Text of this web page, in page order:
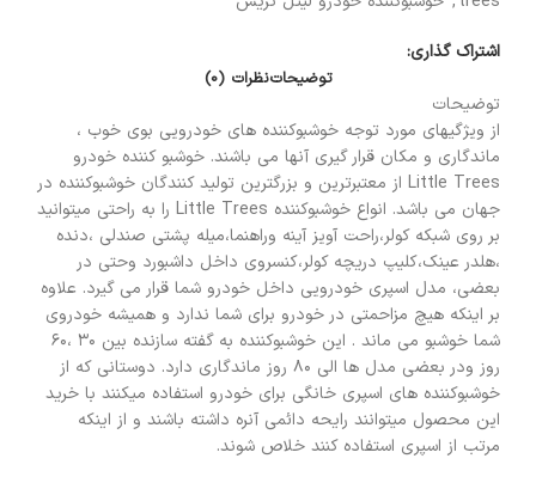
اشتراک گذاری:
توضیحاتنظرات (0)
توضیحات
از ویژگیهای مورد توجه خوشبوکننده های خودرویی بوی خوب ،
ماندگاری و مکان قرار گیری آنها می باشند. خوشبو کننده خودرو
Little Trees از معتبرترین و بزرگترین تولید کنندگان خوشبوکننده در
جهان می باشد. انواع خوشبوکننده Little Trees را به راحتی میتوانید
بر روی شبکه کولر،راحت آویز آینه وراهنما،میله پشتی صندلی ،دنده
،هلدر عینک،کلیپ دریچه کولر،کنسروی داخل داشبورد وحتی در
بعضی، مدل اسپری خودرویی داخل خودرو شما قرار می گیرد. علاوه
بر اینکه هیچ مزاحمتی در خودرو برای شما ندارد و همیشه خودروی
شما خوشبو می ماند . این خوشبوکننده به گفته سازنده بین ۳۰ ،۶۰
روز ودر بعضی مدل ها الی ۸۰ روز ماندگاری دارد. دوستانی که از
خوشبوکننده های اسپری خانگی برای خودرو استفاده میکنند با خرید
این محصول میتوانند رایحه دائمی آنره داشته باشند و از اینکه
مرتب از اسپری استفاده کنند خلاص شوند.